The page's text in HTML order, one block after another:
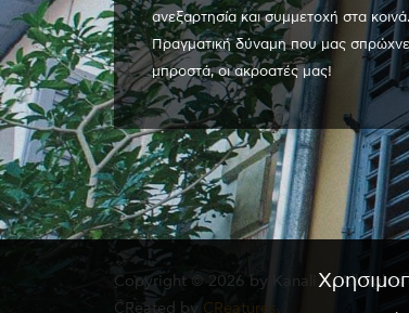
ανεξαρτησία και συμμετοχή στα κοινά.
Πραγματική δύναμη που μας
μπροστά, οι ακροατές μας!
Copyright © 2026 by Kanali 6. All rights
CReated by CReatures.